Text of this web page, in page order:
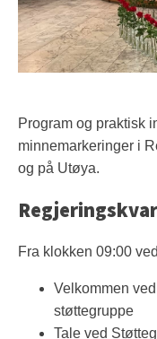
Program og praktisk
minnemarkeringer i
og på Utøya.
Fra klokken 09:00
Velkommen
støttegruppe
Tale ved